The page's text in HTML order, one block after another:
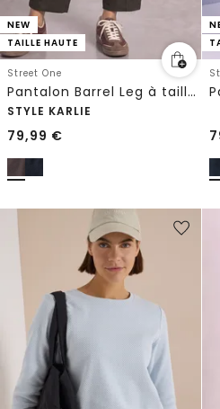
NEW
TAILLE HAUTE
Street One
Pantalon Barrel Leg à taille haute et coupe décontractée
STYLE KARLIE
79,99 €